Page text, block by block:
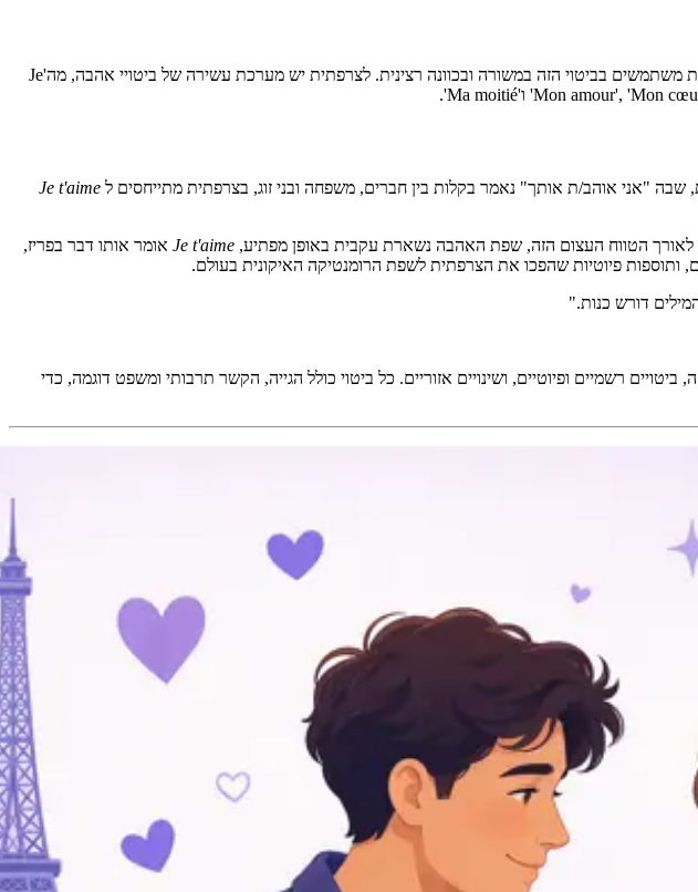
הדרך הישירה ביותר לומר 'אני אוהב/ת אותך' בצרפתית היא 'Je t'aime' (zhuh TEM). אבל בניגוד לאנגלית, דוברי צרפתית משתמשים בביטוי הזה במשורה ובכוונה רצינית. לצרפתית יש מערכת עשירה של ביטויי אהבה, מה'Je
שבה "אני אוהב/ת אותך" נאמר בקלות בין חברים, משפחה ובני זוג, בצרפתית מתייחסים ל Je t'aime
Je t'aime אומר אותו דבר בפריז,
ותוספות פיוטיות שהפכו את הצרפתית לשפת הרומנטיקה האיקונית בעולם.
דורש כנות."
ביטויים רשמיים ופיוטיים, ושינויים אזוריים. כל ביטוי כולל הגייה, הקשר תרבותי ומשפט דוגמה, כדי